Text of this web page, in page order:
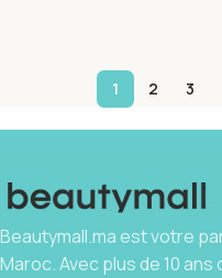
1 2 3
Beautymall.ma est votre
Maroc. Avec plus de 10